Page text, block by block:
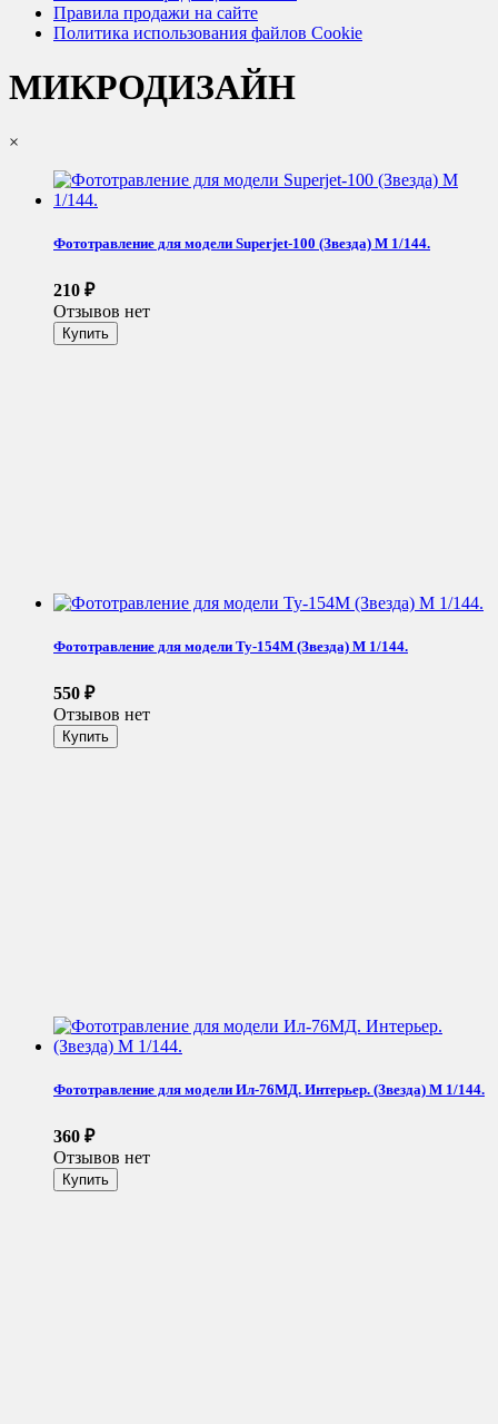
Правила продажи на сайте
Политика использования файлов Cookie
МИКРОДИЗАЙН
×
Фототравление для модели Superjet-100 (Звезда) М 1/144.
210 ₽
Отзывов нет
Фототравление для модели Ту-154М (Звезда) М 1/144.
550 ₽
Отзывов нет
Фототравление для модели Ил-76МД. Интерьер. (Звезда) М 1/144.
360 ₽
Отзывов нет